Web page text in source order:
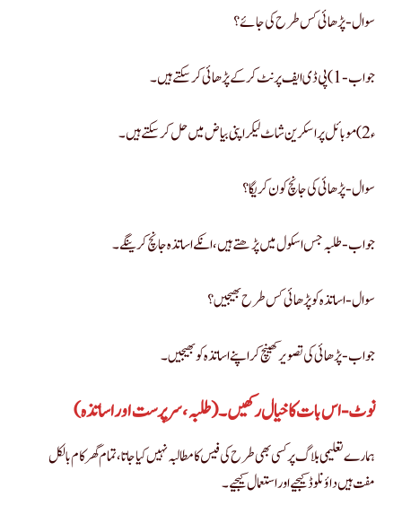
سوال- پڑھائی کس طرح کی جائے؟
جواب- 1)پی ڈی ایف پرنٹ کرکے پڑھائی کر سکتے ہیں۔
ء2)موبائل پر اسکرین شاٹ لیکر اپنی بیاض میں حل کر سکتے ہیں۔
سوال- پڑھائی کی جانچ کون کریگا؟
جواب- طلبہ جس اسکول میں پڑھتے ہیں ، انکے اساتذہ جانچ کرینگے۔
سوال-اساتذہ کو پڑھائی کس طرح بھیجیں؟
جواب- پڑھائی کی تصویر کھینچ کر اپنے اساتذہ کو بھیجیں۔
نوٹ- اس بات کا خیال رکھیں۔( طلبہ ،سر پرست اور اساتذہ)
ہمارے تعلیمی بلاگ پر کسی بھی طرح کی فیس کا مطالبہ نہیں کیا جاتا ، تمام گھر کام بالکل
مفت ہیں داؤنلوڈ کیجیے اور استعمال کیجیے۔